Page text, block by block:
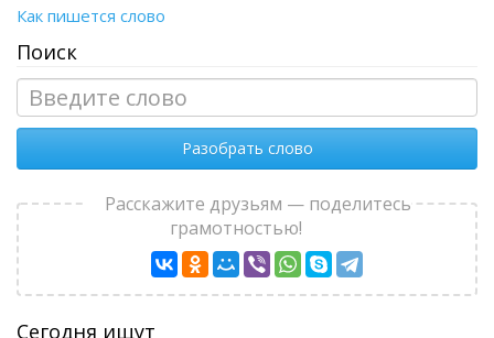
Как пишется слово
Поиск
Разобрать слово
Расскажите друзьям — поделитесь
грамотностью!
Сегодня ищут